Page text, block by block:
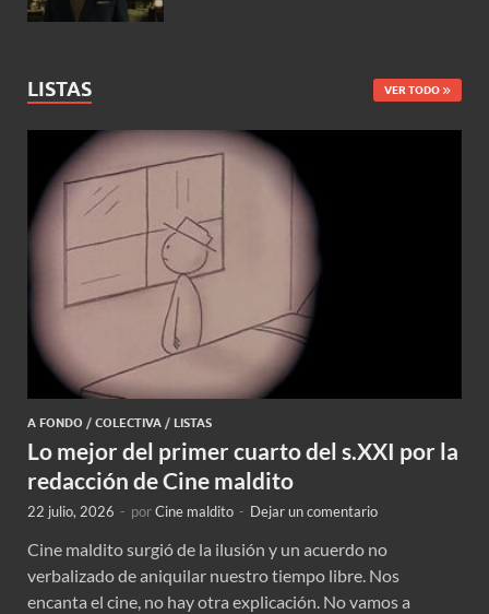
LISTAS VER TODO
A FONDO / COLECTIVA / LISTAS
Lo mejor del primer cuarto del s.XXI por la
redacción de Cine maldito
22 julio, 2026 - porCine maldito - Dejar un comentario
Cine maldito surgió de la ilusión y un acuerdo no
verbalizado de aniquilar nuestro tiempo libre. Nos
encanta el cine, no hay otra explicación. No vamos a